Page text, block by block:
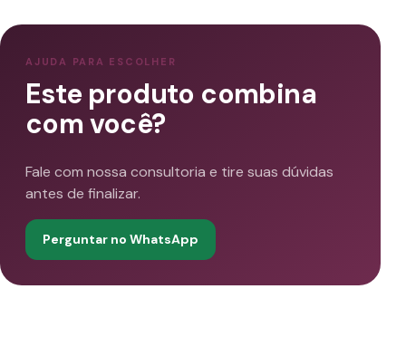
AJUDA PARA ESCOLHER
Este produto combina
com você?
Fale com nossa consultoria e tire suas dúvidas
antes de finalizar.
Perguntar no WhatsApp